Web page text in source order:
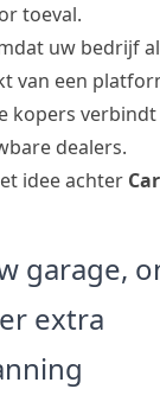
toeval.
uw bedrijf
van een
kopers
dealers.
idee achter
garage,
extra